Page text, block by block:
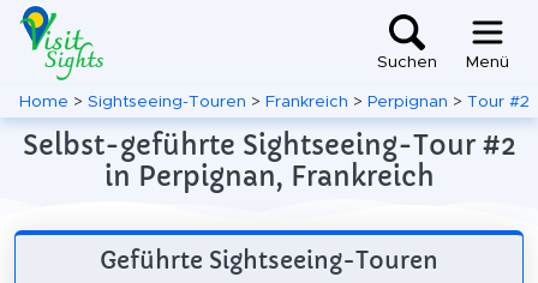
Suchen Menü
Home > Sightseeing-Touren > Frankreich > Perpignan > Tour #2
Selbst-geführte Sightseeing-Tour #2
in Perpignan, Frankreich
Geführte Sightseeing-Touren